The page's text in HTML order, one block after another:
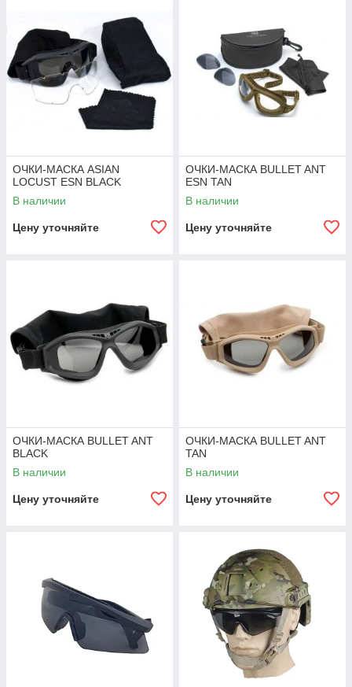
ОЧКИ-МАСКА ASIAN
LOCUST ESN BLACK
В наличии
Цену уточняйте
ОЧКИ-МАСКА BULLET ANT
ESN TAN
В наличии
Цену уточняйте
ОЧКИ-МАСКА BULLET ANT
BLACK
В наличии
Цену уточняйте
ОЧКИ-МАСКА BULLET ANT
TAN
В наличии
Цену уточняйте